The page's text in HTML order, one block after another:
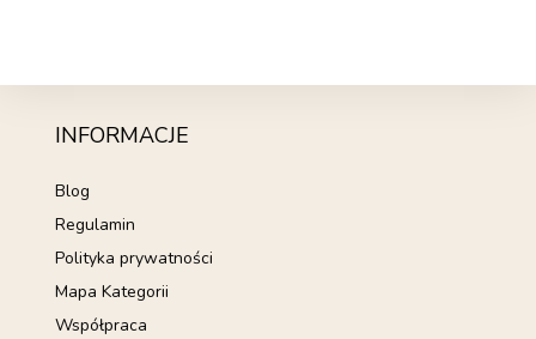
INFORMACJE
Blog
Regulamin
Polityka prywatności
Mapa Kategorii
Współpraca